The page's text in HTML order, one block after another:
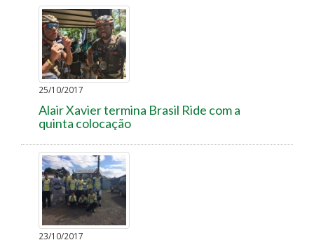
25/10/2017
Alair Xavier termina Brasil Ride com a
quinta colocação
23/10/2017